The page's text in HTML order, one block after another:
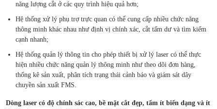
năng lượng cắt ở các quy trình hiệu quả hơn;
Hệ thống xử lý phụ trợ trực quan có thể cung cấp nhiều chức năng
thông minh khác nhau như định vị chính xác, cắt tấm dư và tìm kiếm
cạnh nhanh;
Hệ thống quản lý thông tin cho phép thiết bị xử lý laser có thể thực
hiện nhiều chức năng quản lý thông minh như theo dõi đơn hàng,
thống kê sản xuất, phân tích trạng thái cảnh báo và giám sát dây
chuyền sản xuất FMS.
Dòng laser có độ chính sác cao, bề mặt cắt đẹp, tấm ít biến dạng và ít